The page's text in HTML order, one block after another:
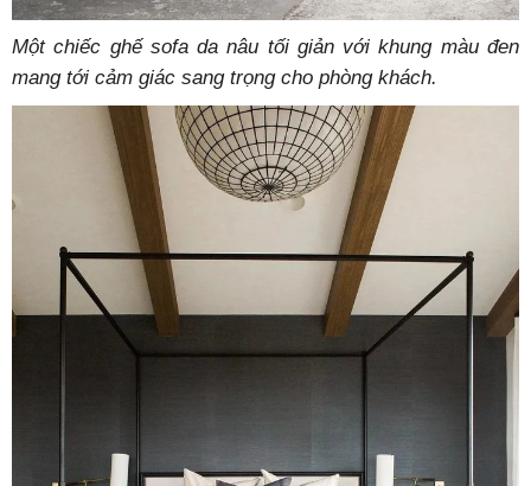
Một chiếc ghế sofa da nâu tối giản với khung màu đen
mang tới cảm giác sang trọng cho phòng khách.